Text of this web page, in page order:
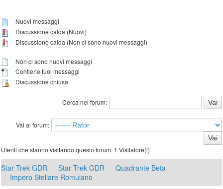
Nuovi messaggi
Discussione calda (Nuovi)
Discussione calda (Non ci sono nuovi messaggi)
Non ci sono nuovi messaggi
Contiene tuoi messaggi
Discussione chiusa
Cerca nel forum:
Vai al forum:
Utenti che stanno visitando questo forum: 1 Visitatore(i)
Star Trek GDR Star Trek GDR
Quadrante Beta
Impero Stellare Romulano